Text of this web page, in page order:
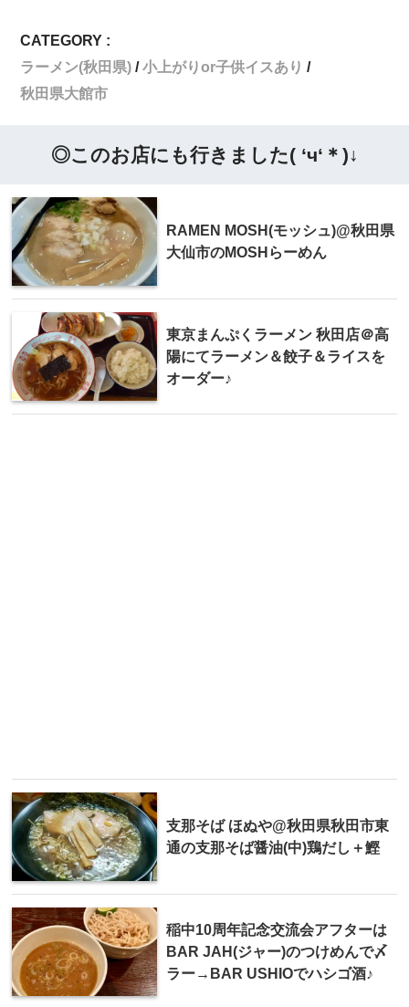
CATEGORY :
ラーメン(秋田県)
小上がりor子供イスあり
秋田県大館市
◎このお店にも行きました( ‘ч‘＊)↓
RAMEN MOSH(モッシュ)@秋田県
大仙市のMOSHらーめん
東京まんぷくラーメン 秋田店＠高
陽にてラーメン＆餃子＆ライスを
オーダー♪
支那そば ほぬや@秋田県秋田市東
通の支那そば醤油(中)鶏だし＋鰹
稲中10周年記念交流会アフターは
BAR JAH(ジャー)のつけめんで〆
ラー→BAR USHIOでハシゴ酒♪